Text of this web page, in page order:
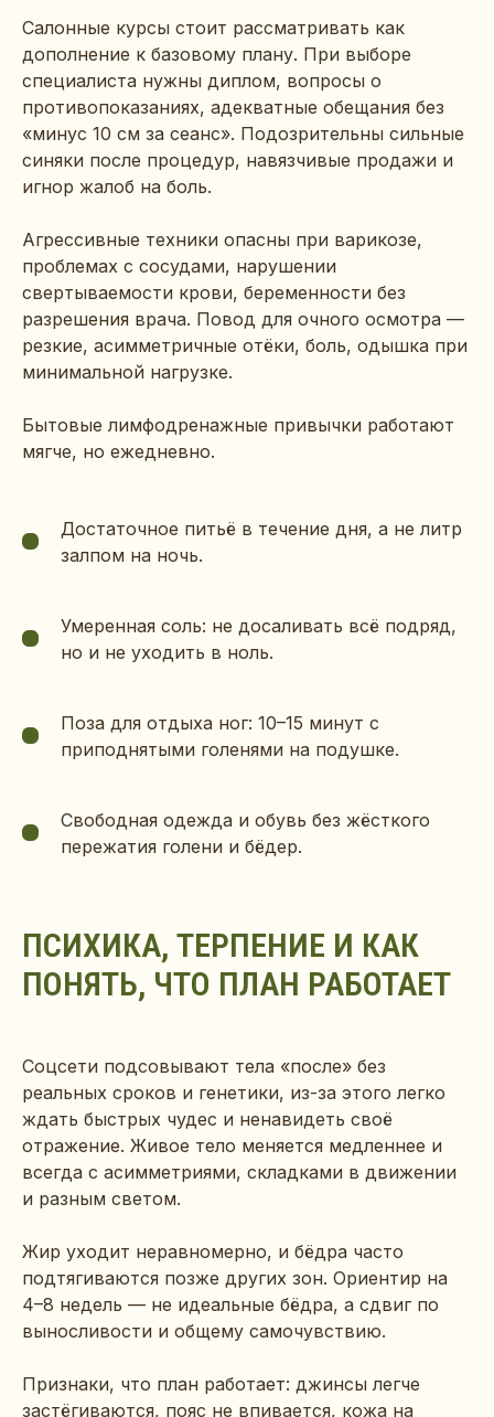
Салонные курсы стоит рассматривать как
дополнение к базовому плану. При выборе
специалиста нужны диплом, вопросы о
противопоказаниях, адекватные обещания без
«минус 10 см за сеанс». Подозрительны сильные
синяки после процедур, навязчивые продажи и
игнор жалоб на боль.
Агрессивные техники опасны при варикозе,
проблемах с сосудами, нарушении
свертываемости крови, беременности без
разрешения врача. Повод для очного осмотра —
резкие, асимметричные отёки, боль, одышка при
минимальной нагрузке.
Бытовые лимфодренажные привычки работают
мягче, но ежедневно.
Достаточное питьё в течение дня, а не литр
залпом на ночь.
Умеренная соль: не досаливать всё подряд,
но и не уходить в ноль.
Поза для отдыха ног: 10–15 минут с
приподнятыми голенями на подушке.
Свободная одежда и обувь без жёсткого
пережатия голени и бёдер.
ПСИХИКА, ТЕРПЕНИЕ И КАК
ПОНЯТЬ, ЧТО ПЛАН РАБОТАЕТ
Соцсети подсовывают тела «после» без
реальных сроков и генетики, из-за этого легко
ждать быстрых чудес и ненавидеть своё
отражение. Живое тело меняется медленнее и
всегда с асимметриями, складками в движении
и разным светом.
Жир уходит неравномерно, и бёдра часто
подтягиваются позже других зон. Ориентир на
4–8 недель — не идеальные бёдра, а сдвиг по
выносливости и общему самочувствию.
Признаки, что план работает: джинсы легче
застёгиваются, пояс не впивается, кожа на
ОТПРАВИТЬ